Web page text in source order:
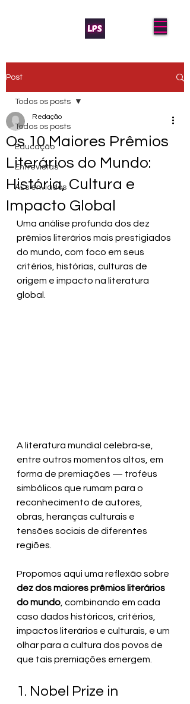
Post
Todos os posts
Educação
Entrevistas
AL's enviados
Todos os posts
Os 10 Maiores Prêmios
Literários do Mundo:
História, Cultura e
Impacto Global
Redação
Uma análise profunda dos dez
prêmios literários mais prestigiados
do mundo, com foco em seus
critérios, histórias, culturas de
origem e impacto na literatura
global.
A literatura mundial celebra‑se,
entre outros momentos altos, em
forma de premiações — troféus
simbólicos que rumam para o
reconhecimento de autores,
obras, heranças culturais e
tensões sociais de diferentes
regiões.
Propomos aqui uma reflexão sobre
dez dos maiores prêmios literários
do mundo , combinando em cada
caso dados históricos, critérios,
impactos literários e culturais, e um
olhar para a cultura dos povos de
que tais premiações emergem.
1. Nobel Prize in